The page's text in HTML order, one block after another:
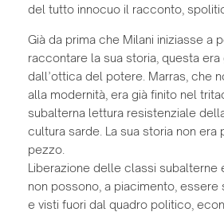
del tutto innocuo il racconto,
Già da prima che Milani iniziasse a
raccontare la sua storia, questa
dall’ottica del potere. Marras, che
alla modernità, era già finito nel
subalterna lettura resistenziale
cultura sarde. La sua storia non era
pezzo.
Liberazione delle classi subalterne
non possono, a piacimento,
e visti fuori dal quadro politico,